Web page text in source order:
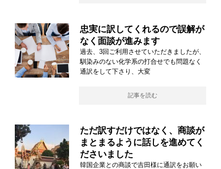
忠実に訳してくれるので誤解が
なく面談が進みます
過去、3回ご利用させていただきましたが、
馴染みのない化学系の打合せでも問題なく
通訳をして下さり、大変
記事を読む
ただ訳すだけではなく、商談が
まとまるように話しを進めてく
ださいました
韓国企業との商談で吉田様に通訳をお願い